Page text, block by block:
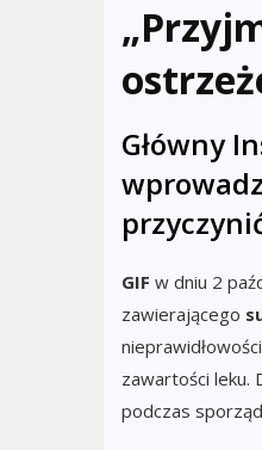
Główny
GIF w dniu 2
zawierającego
zawartości leku.
podczas